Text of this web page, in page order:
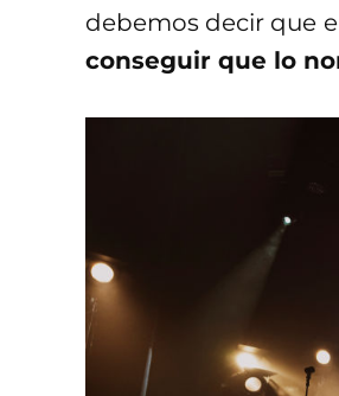
debemos decir que
conseguir que lo